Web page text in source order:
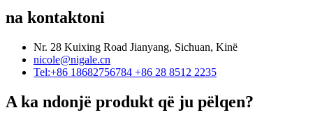
na kontaktoni
Nr. 28 Kuixing Road Jianyang, Sichuan, Kinë
nicole@nigale.cn
Tel:+86 18682756784 +86 28 8512 2235
A ka ndonjë produkt që ju pëlqen?